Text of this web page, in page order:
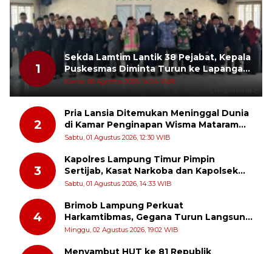
1
Sekda Lamtim Lantik 38 Pejabat, Kepala
Puskesmas Diminta Turun ke Lapangan
dan Hadir di Tengah Masyarakat
Kamis, 06 Agustus 2026, 14:24 WIB
2
Pria Lansia Ditemukan Meninggal Dunia
di Kamar Penginapan Wisma Mataram
Baru
Sabtu, 01 Agustus 2026, 12:30 WIB
3
Kapolres Lampung Timur Pimpin
Sertijab, Kasat Narkoba dan Kapolsek
Sekampung Udik Berganti
Sabtu, 01 Agustus 2026, 14:33 WIB
4
Brimob Lampung Perkuat
Harkamtibmas, Gegana Turun Langsung
Patroli Dialogis ke Pasar dan Rumah
Minggu, 02 Agustus 2026, 19:02 WIB
Menyambut HUT ke 81 Republik